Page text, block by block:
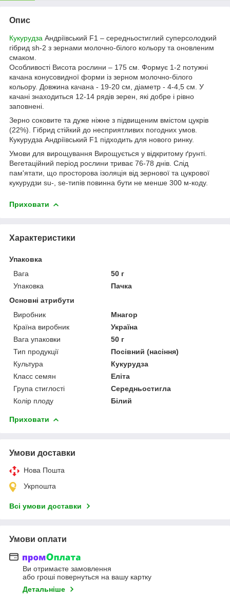
Опис
Кукурудза Андріївський F1 – середньостиглий суперсолодкий
гібрид sh-2 з зернами молочно-білого кольору та оновленим
смаком.
Особливості Висота рослини – 175 см. Формує 1-2 потужні
качана конусовидної форми із зерном молочно-білого
кольору. Довжина качана - 19-20 см, діаметр - 4-4,5 см. У
качані знаходиться 12-14 рядів зерен, які добре і рівно
заповнені.
Зерно соковите та дуже ніжне з підвищеним вмістом цукрів
(22%). Гібрид стійкий до несприятливих погодних умов.
Кукурудза Андріївський F1 підходить для нового ринку.
Умови для вирощування Вирощується у відкритому ґрунті.
Вегетаційний період рослини триває 76-78 днів. Слід
пам'ятати, що просторова ізоляція від зернової та цукрової
кукурудзи su-, se-типів повинна бути не менше 300 м-коду.
Приховати
Характеристики
Упаковка
Вага
50 г
Упаковка
Пачка
Основні атрибути
Виробник
Мнагор
Країна виробник
Україна
Вага упаковки
50 г
Тип продукції
Посівний (насіння)
Культура
Кукурудза
Класс семян
Еліта
Група стиглості
Середньостигла
Колір плоду
Білий
Приховати
Умови доставки
Нова Пошта
Укрпошта
Всі умови доставки
Умови оплати
Ви отримаєте замовлення
або гроші повернуться на вашу картку
Детальніше